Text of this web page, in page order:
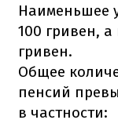
Наименьшее
100 гривен,
гривен.
Общее
пенсий
в частности: